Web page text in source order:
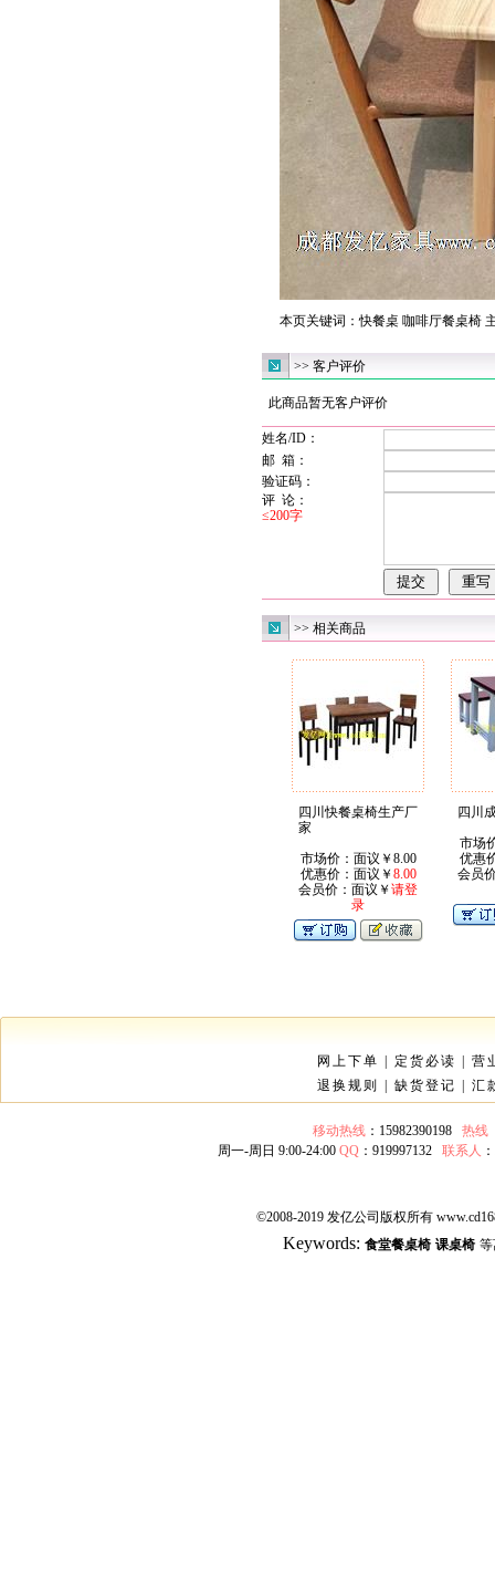
本页关键词：快餐桌 咖啡厅餐桌椅
>> 客户评价
此商品暂无客户评价
姓名/ID：
邮 箱：
验证码：
评 论：
≤200字
>> 相关商品
四川快餐桌椅生产厂
家
市场价：面议￥8.00
优惠价：面议￥ 8.00
会员价：面议￥ 请登
录
四川
市场
优惠
会员
网上下单 定货必读
营
退换规则
缺货登记 汇
移动热线：15982390198 热线
周一-周日 9:00-24:00 QQ：919997132 联系人
©2008-2019 发亿公司版权所有
Keywords: 食堂餐桌椅 课桌椅